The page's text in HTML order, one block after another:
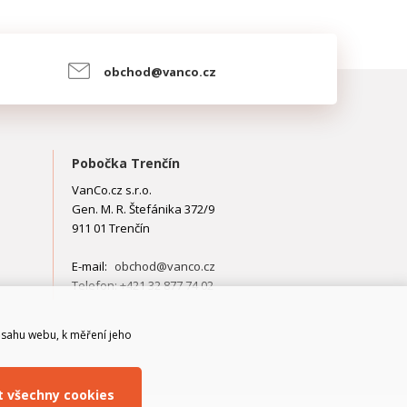
obchod@vanco.cz
Pobočka Trenčín
VanCo.cz s.r.o.
Gen. M. R. Štefánika 372/9
911 01 Trenčín
E-mail: obchod@vanco.cz
Telefon: +421 32 877 74 02
webu, k měření jeho
všechny cookies